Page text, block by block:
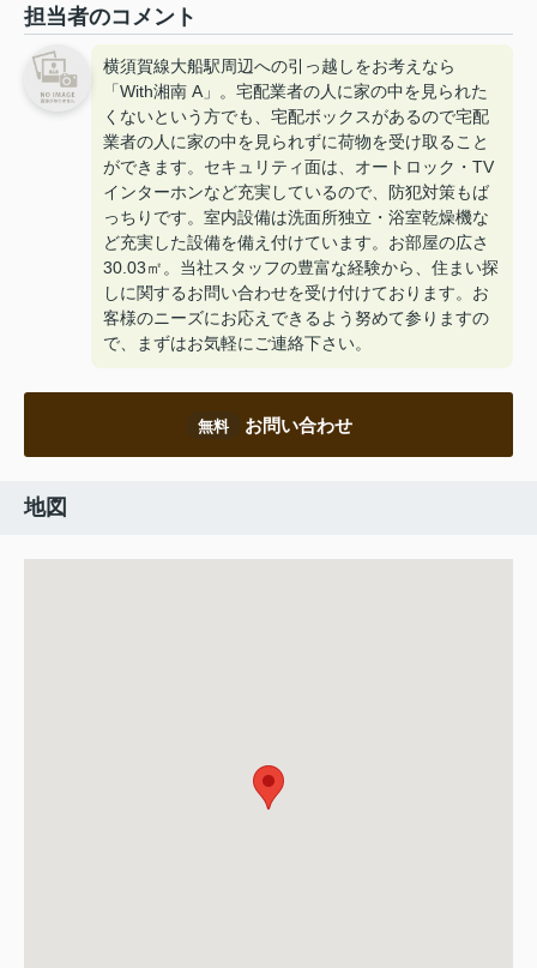
担当者のコメント
横須賀線大船駅周辺への引っ越しをお考えなら
「With湘南 A」。宅配業者の人に家の中を見られた
くないという方でも、宅配ボックスがあるので宅配
業者の人に家の中を見られずに荷物を受け取ること
ができます。セキュリティ面は、オートロック・TV
インターホンなど充実しているので、防犯対策もば
っちりです。室内設備は洗面所独立・浴室乾燥機な
ど充実した設備を備え付けています。お部屋の広さ
30.03㎡。当社スタッフの豊富な経験から、住まい探
しに関するお問い合わせを受け付けております。お
客様のニーズにお応えできるよう努めて参りますの
で、まずはお気軽にご連絡下さい。
無料 お問い合わせ
地図